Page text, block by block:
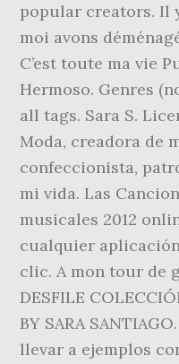
popular creators. Il
moi avons
C’est toute ma vie
Hermoso. Genres
all tags. Sara S.
Moda, creadora de
confeccionista,
mi vida. Las
musicales 2012
cualquier
clic. A mon tour de
DESFILE
BY SARA
llevar a ejemplos